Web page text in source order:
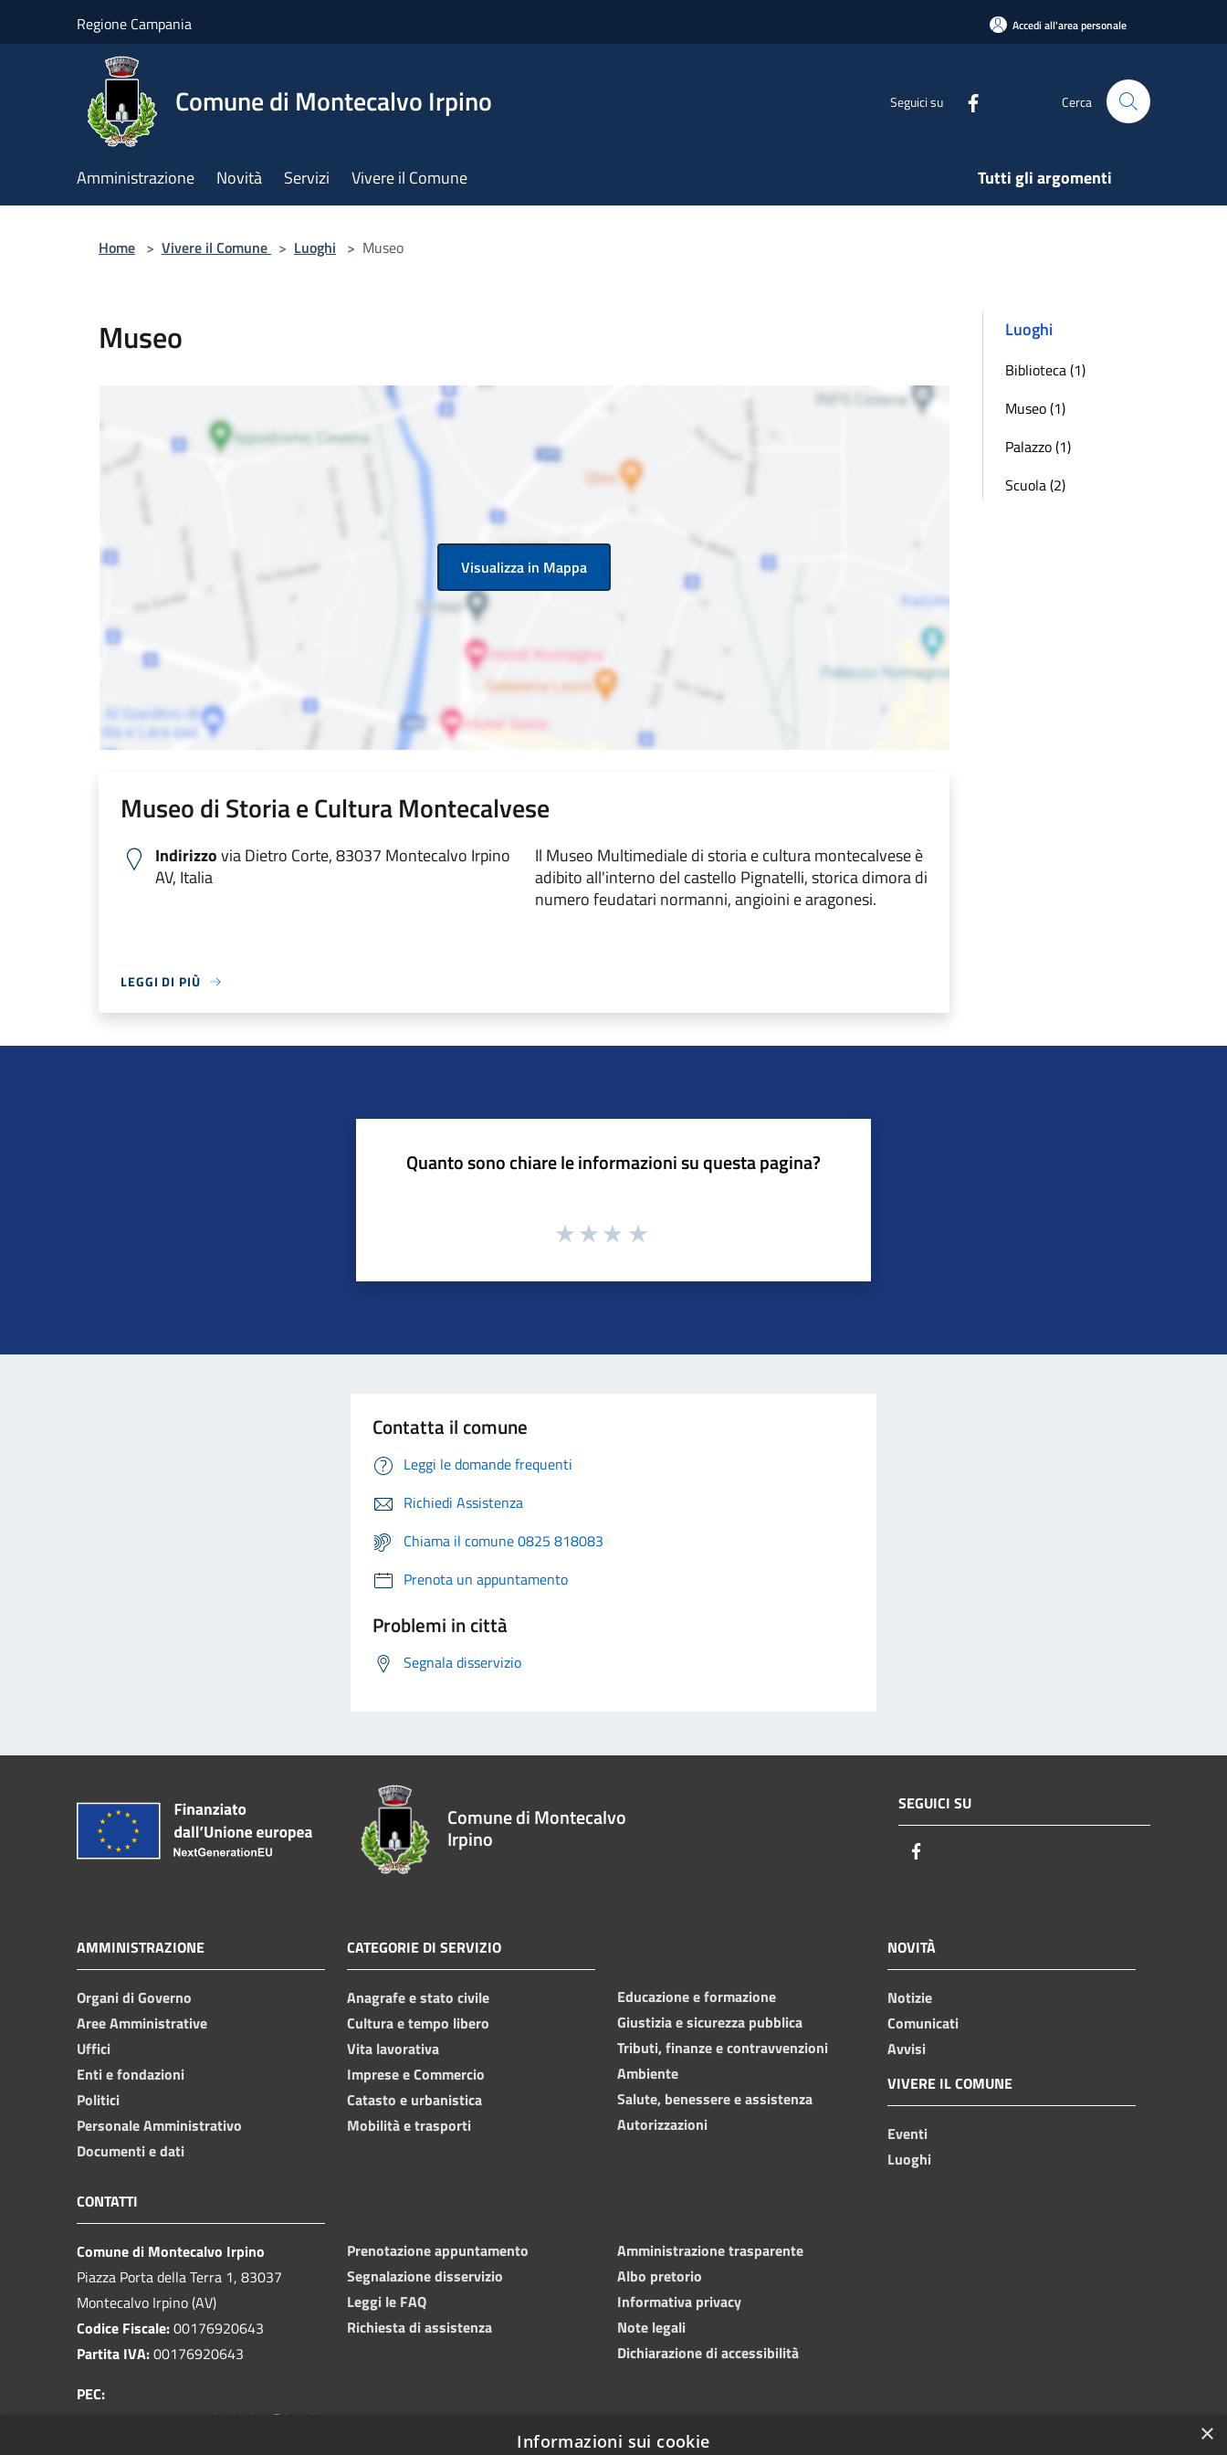
Regione Campania Accedi all'area personale
Comune di Montecalvo Irpino Seguici su Cerca
Amministrazione Novità Servizi Vivere il Comune Tutti gli argomenti
Home > Vivere il Comune > Luoghi > Museo
Museo
Visualizza in Mappa
Museo di Storia e Cultura Montecalvese
Indirizzovia Dietro Corte, 83037 Montecalvo Irpino
AV, Italia
Il Museo Multimediale di storia e cultura montecalvese è
adibito all'interno del castello Pignatelli, storica dimora di
numero feudatari normanni, angioini e aragonesi.
LEGGI DI PIÙ
Luoghi
Biblioteca (1)
Museo (1)
Palazzo (1)
Scuola (2)
Quanto sono chiare le informazioni su questa pagina?
Contatta il comune
Leggi le domande frequenti
Richiedi Assistenza
Chiama il comune 0825 818083
Prenota un appuntamento
Problemi in città
Segnala disservizio
Comune di Montecalvo
Irpino
SEGUICI SU
AMMINISTRAZIONE
Organi di Governo
Aree Amministrative
Uffici
Enti e fondazioni
Politici
Personale Amministrativo
Documenti e dati
CATEGORIE DI SERVIZIO
Anagrafe e stato civile
Cultura e tempo libero
Vita lavorativa
Imprese e Commercio
Catasto e urbanistica
Mobilità e trasporti
Educazione e formazione
Giustizia e sicurezza pubblica
Tributi, finanze e contravvenzioni
Ambiente
Salute, benessere e assistenza
Autorizzazioni
NOVITÀ
Notizie
Comunicati
Avvisi
VIVERE IL COMUNE
Eventi
Luoghi
CONTATTI
Comune di Montecalvo Irpino
Piazza Porta della Terra 1, 83037
Montecalvo Irpino (AV)
Codice Fiscale:00176920643
Partita IVA:00176920643
PEC:
prot.comunemontecalvoirpino@legalkosmos.com
Prenotazione appuntamento
Segnalazione disservizio
Leggi le FAQ
Richiesta di assistenza
Amministrazione trasparente
Albo pretorio
Informativa privacy
Note legali
Dichiarazione di accessibilità
×
Informazioni sui cookie